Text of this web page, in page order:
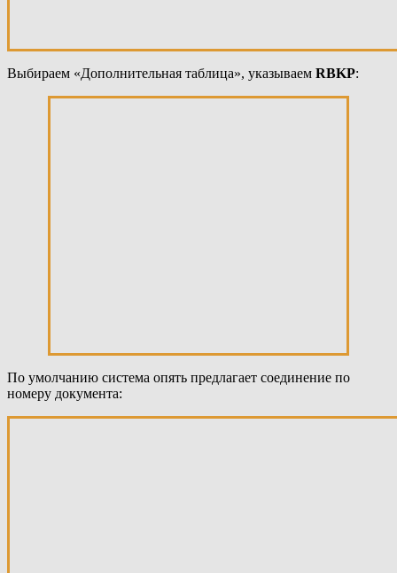
Выбираем «Дополнительная таблица», указываем RBKP:
По умолчанию система опять предлагает соединение по
номеру документа: